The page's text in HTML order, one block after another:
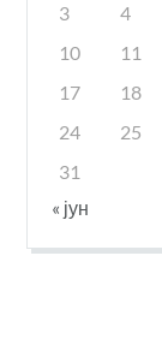
3
4
10
11
17
18
24
25
31
« јун